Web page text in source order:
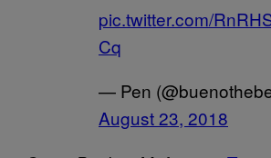
pic.twitter.com/
Cq
— Pen
August 23, 2018